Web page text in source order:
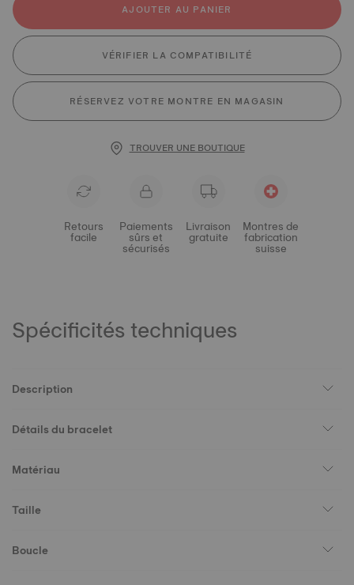
AJOUTER AU PANIER
VÉRIFIER LA COMPATIBILITÉ
RÉSERVEZ VOTRE MONTRE EN MAGASIN
TROUVER UNE BOUTIQUE
Retours
facile
Paiements
sûrs et
sécurisés
Livraison
gratuite
Montres de
fabrication
suisse
Spécificités techniques
Description
Détails du bracelet
Matériau
Taille
Boucle